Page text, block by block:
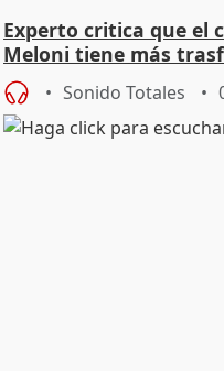
Experto critica que el
Meloni tiene más
Sonido Totales